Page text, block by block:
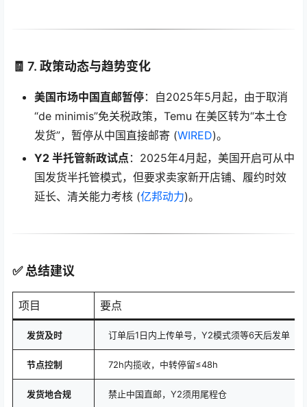
🧾 7. 政策动态与趋势变化
美国市场中国直邮暂停：自2025年5月起，由于取消
“de minimis”免关税政策，Temu 在美区转为“本土仓
发货”，暂停从中国直接邮寄 (WIRED)。
Y2 半托管新政试点 ：2025年4月起，美国开启可从中
国发货半托管模式，但要求卖家新开店铺、履约时效
延长、清关能力考核 (亿邦动力)。
✅ 总结建议
项目 要点
发货及时 订单后1日内上传单号，Y2模式须等6天后发单
节点控制 72h内揽收，中转停留≤48h
发货地合规 禁止中国直邮，Y2须用尾程仓